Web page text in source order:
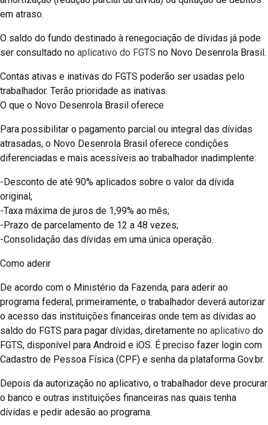
em atraso.
O saldo do fundo destinado à renegociação de dívidas já pode
ser consultado no aplicativo do FGTS no Novo Desenrola Brasil.
Contas ativas e inativas do FGTS poderão ser usadas pelo
trabalhador. Terão prioridade as inativas.
O que o Novo Desenrola Brasil oferece
Para possibilitar o pagamento parcial ou integral das dívidas
atrasadas, o Novo Desenrola Brasil oferece condições
diferenciadas e mais acessíveis ao trabalhador inadimplente:
-Desconto de até 90% aplicados sobre o valor da dívida
original;
-Taxa máxima de juros de 1,99% ao mês;
-Prazo de parcelamento de 12 a 48 vezes;
-Consolidação das dívidas em uma única operação.
Como aderir
De acordo com o Ministério da Fazenda, para aderir ao
programa federal, primeiramente, o trabalhador deverá autorizar
o acesso das instituições financeiras onde tem as dívidas ao
saldo do FGTS para pagar dívidas, diretamente no aplicativo do
FGTS, disponível para Android e iOS. É preciso fazer login com
Cadastro de Pessoa Física (CPF) e senha da plataforma Gov.br.
Depois da autorização no aplicativo, o trabalhador deve procurar
o banco e outras instituições financeiras nas quais tenha
dívidas e pedir adesão ao programa.